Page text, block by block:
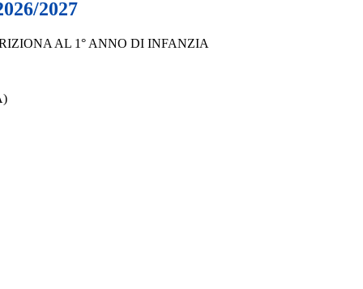
2027
AL 1° ANNO DI INFANZIA